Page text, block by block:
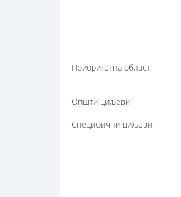
Приоритетна област:
Општи циљеви:
Специфични циљеви: